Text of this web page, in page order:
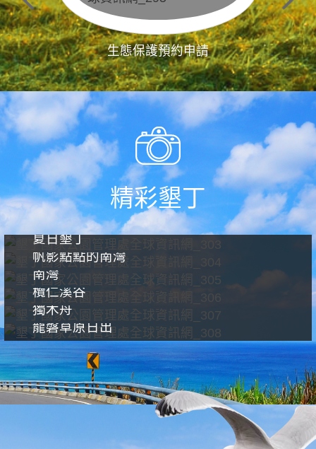
生態保護預約申請
精彩墾丁
夏日墾丁
帆影點點的南灣
南灣
欖仁溪谷
獨木舟
龍磐草原日出